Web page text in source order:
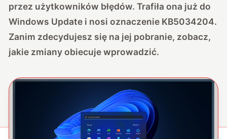
przez użytkowników błędów. Trafiła ona już do
Windows Update i nosi oznaczenie KB5034204.
Zanim zdecydujesz się na jej pobranie, zobacz,
jakie zmiany obiecuje wprowadzić.